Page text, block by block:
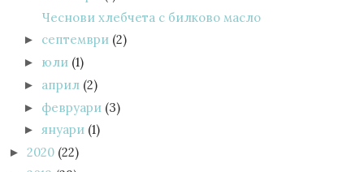
Чеснови хлебчета с билково масло
► септември (2)
► юли (1)
► април (2)
► февруари (3)
► януари (1)
► 2020 (22)